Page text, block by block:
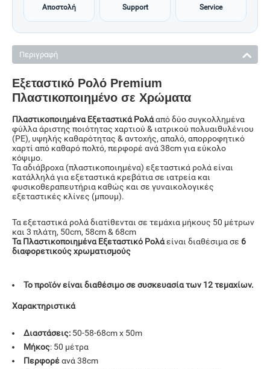
Αποστολή Support Service
Περιγραφή
Εξεταστικό Ρολό Premium
Πλαστικοποιημένο σε Χρώματα
Πλαστικοποιημένα Εξεταστικά Ρολάαπό δύο συγκολλημένα
φύλλα άριστης ποιότητας χαρτιού & ιατρικού πολυαιθυλένιου
(ΡΕ), υψηλής καθαρότητας & αντοχής, απαλό, απορροφητικό
χαρτί από καθαρό πολτό, περφορέ ανά 38cm για εύκολο
κόψιμο.
Τα αδιάβροχα (πλαστικοποιημένα) εξεταστικά ρολά είναι
κατάλληλά για εξεταστικά κρεβάτια σε ιατρεία και
φυσικοθεραπευτήρια καθώς και σε γυναικολογικές
εξεταστικές κλίνες (μπουμ).
Τα εξεταστικά ρολά διατίθενται σε τεμάχια μήκους 50 μέτρων
και 3 πλάτη, 50cm, 58cm & 68cm
Τα Πλαστικοποιημένα Εξεταστικό Ρολάείναι διαθέσιμα σε 6
διαφορετικούς χρωματισμούς
Το προϊόν είναι διαθέσιμο σε συσκευασία των 12 τεμαχίων.
Χαρακτηριστικά
Διαστάσεις: 50-58-68cm x 50m
Μήκος: 50 μέτρα
Περφορέανά 38cm